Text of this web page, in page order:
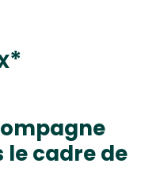
le cadre de